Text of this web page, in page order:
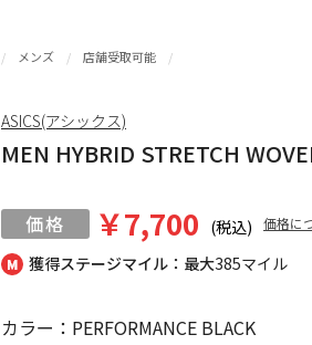
獲得ステージマイル：最大385マイル
メンズ 店舗受取可能
MEN HYBRID STRETCH
￥7,700 (税込) 価格に
カラー：PERFORMANCE BLACK
ASICS(アシックス)